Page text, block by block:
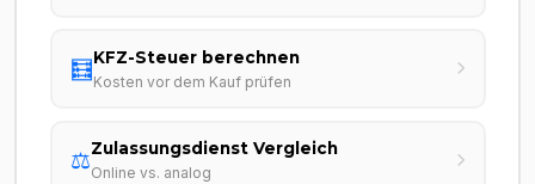
🧮KFZ-Steuer berechnen
Kosten vor dem Kauf prüfen
⚖️Zulassungsdienst Vergleich
Online vs. analog